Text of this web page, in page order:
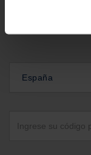
España